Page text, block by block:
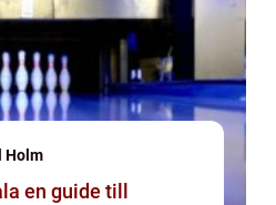
Holm
till